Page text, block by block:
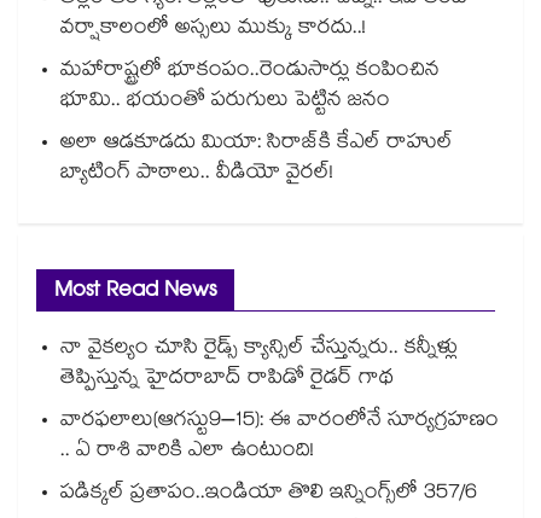
వర్షాకాలంలో అస్సలు ముక్కు కారదు..!
మహారాష్ట్రలో భూకంపం..రెండుసార్లు కంపించిన
భూమి.. భయంతో పరుగులు పెట్టిన జనం
అలా ఆడకూడదు మియా: సిరాజ్‌కి కేఎల్ రాహుల్
బ్యాటింగ్ పాఠాలు.. వీడియో వైరల్!
Most Read News
నా వైకల్యం చూసి రైడ్స్ క్యాన్సిల్ చేస్తున్నరు.. కన్నీళ్లు
తెప్పిస్తున్న హైదరాబాద్ రాపిడో రైడర్ గాథ
వారఫలాలు(ఆగస్టు9–15): ఈ వారంలోనే సూర్యగ్రహణం
.. ఏ రాశి వారికి ఎలా ఉంటుంది!
పడిక్కల్‌‌ ప్రతాపం..ఇండియా తొలి ఇన్నింగ్స్‌‌లో 357/6